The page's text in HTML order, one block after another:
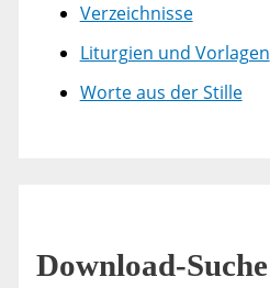
Verzeichnisse
Liturgien und Vorlagen
Worte aus der Stille
Download-Suche